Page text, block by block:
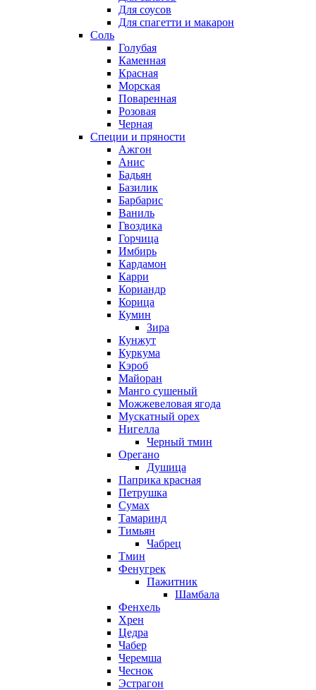
Для соусов
Для спагетти и макарон
Соль
Голубая
Каменная
Красная
Морская
Поваренная
Розовая
Черная
Специи и пряности
Ажгон
Анис
Бадьян
Базилик
Барбарис
Ваниль
Гвоздика
Горчица
Имбирь
Кардамон
Карри
Кориандр
Корица
Кумин
Зира
Кунжут
Куркума
Кэроб
Майоран
Манго сушеный
Можжевеловая ягода
Мускатный орех
Нигелла
Черный тмин
Орегано
Душица
Паприка красная
Петрушка
Сумах
Тамаринд
Тимьян
Чабрец
Тмин
Фенугрек
Пажитник
Шамбала
Фенхель
Хрен
Цедра
Чабер
Черемша
Чеснок
Эстрагон